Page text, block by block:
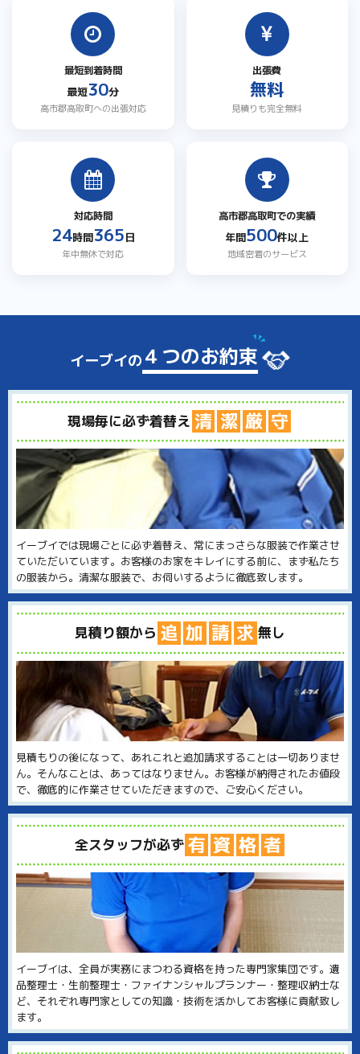
最短到着時間
最短30分
高市郡高取町への出張対応
出張費
無料
見積りも完全無料
対応時間
24時間365日
年中無休で対応
高市郡高取町での実績
年間500件以上
地域密着のサービス
イーブイの４つのお約束
現場毎に必ず着替え 清 潔 厳 守
イーブイでは現場ごとに必ず着替え、常にまっさらな服装で作業させ
ていただいています。お客様のお家をキレイにする前に、まず私たち
の服装から。清潔な服装で、お伺いするように徹底致します。
見積り額から 追 加 請 求 無し
見積もりの後になって、あれこれと追加請求することは一切ありませ
ん。そんなことは、あってはなりません。お客様が納得されたお値段
で、徹底的に作業させていただきますので、ご安心ください。
全スタッフが必ず 有 資 格 者
イーブイは、全員が実務にまつわる資格を持った専門家集団です。遺
品整理士・生前整理士・ファイナンシャルプランナー・整理収納士な
ど、それぞれ専門家としての知識・技術を活かしてお客様に貢献致し
ます。